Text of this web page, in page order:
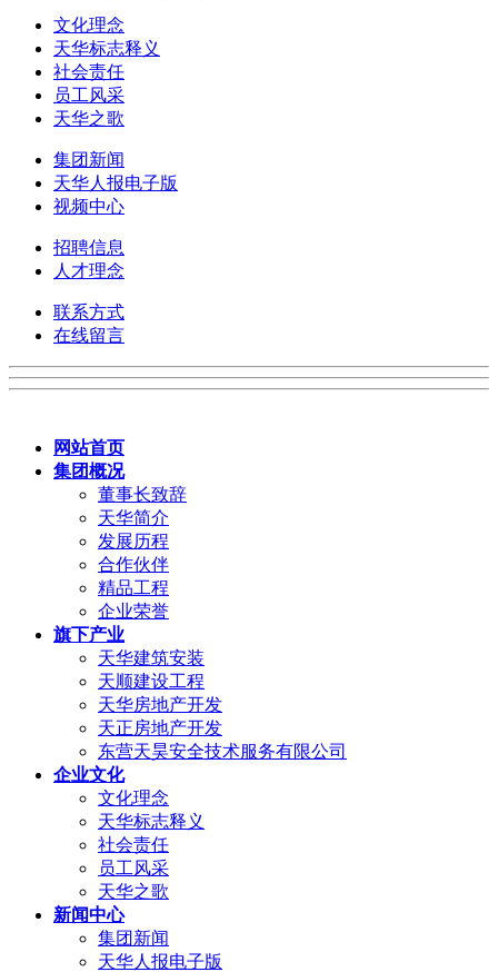
文化理念
天华标志释义
社会责任
员工风采
天华之歌
集团新闻
天华人报电子版
视频中心
招聘信息
人才理念
联系方式
在线留言
网站首页
集团概况
董事长致辞
天华简介
发展历程
合作伙伴
精品工程
企业荣誉
旗下产业
天华建筑安装
天顺建设工程
天华房地产开发
天正房地产开发
东营天昊安全技术服务有限公司
企业文化
文化理念
天华标志释义
社会责任
员工风采
天华之歌
新闻中心
集团新闻
天华人报电子版